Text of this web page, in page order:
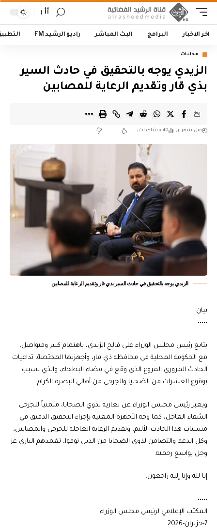
أأ
اخر الاخبار البرامج البث المباشر راديو الرشيد FM
محليات
الزيدي يوجه بالتحقيق في حادث السير
بذي قار وتقديم الرعاية للمصابين
قبل شهرين 40 مشاهدات
الزيدي يوجه بالتحقيق في حادث السير بذي قار وتقديم الرعاية للمصابين
بيان
•••••
يتابع رئيس مجلس الوزراء علي فالح الزيدي، باهتمام كبير ومتواصل،
مع الحكومة المحلية في محافظة ذي قار، وأجهزتها المختصة، تداعيات
الحادث المروري المروع الذي وقع في قضاء البطحاء، والذي تسبب
بوقوع العشرات من الضحايا والجرحى من أهالي البصرة الكرام.
ويعبر رئيس مجلس الوزراء عن تعازيه لذوي الضحايا، متمنياً للجرحى
الشفاء العاجل، كما وجه الأجهزة المعنية بإجراء التحقيق الدقيق في
مسببات هذا الحادث الأليم، وتقديم الرعاية العاجلة للجرحى والمصابين،
وكل الدعم والتضامن لذوي الضحايا من الذين توفوا، تغمدهم الباري عز
وجل بواسع رحمته.
إنا لله وإنا إليه راجعون.
•••••
المكتب الإعلامي لرئيس مجلس الوزراء
7-حزيران-2026